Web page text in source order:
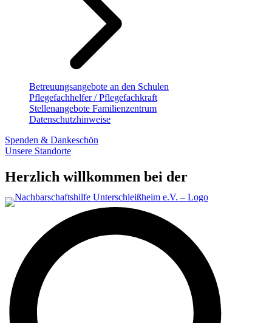
Betreuungsangebote an den Schulen
Pflegefachhelfer / Pflegefachkraft
Stellenangebote Familienzentrum
Datenschutzhinweise
Spenden & Dankeschön
Unsere Standorte
Herzlich willkommen bei der